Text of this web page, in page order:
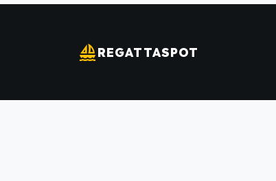
sailingREGATTASPOT